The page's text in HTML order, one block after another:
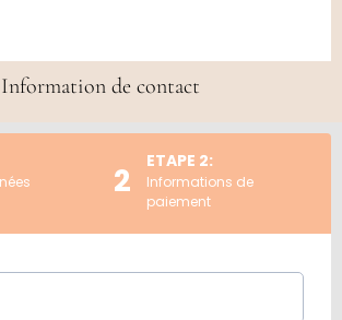
Information de contact
2 ETAPE 2:
Informations de
paiement